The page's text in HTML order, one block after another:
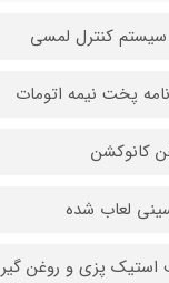
سیستم کنترل لمسی
کانوکشن
لعاب شده
استیک پزی و روغن گیر